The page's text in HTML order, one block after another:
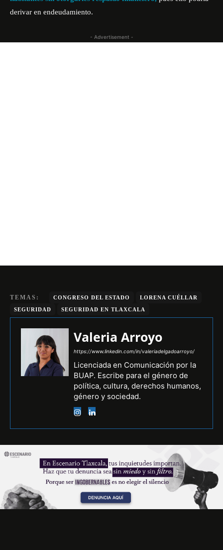
derivar en endeudamiento.
- Advertisement -
TEMAS: CONGRESO DEL ESTADO
LORENA CUÉLLAR
SEGURIDAD
SEGURIDAD EN TLAXCALA
Valeria Arroyo
https://www.linkedin.com/in/valeriadelgadoarroyo/
Licenciada en Comunicación por la
BUAP. Escribe para el género de
política, cultura, derechos humanos,
género y sociedad.